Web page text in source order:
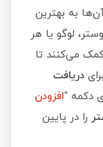
به بهترین
لوگو یا هر
می‌کنند تا
دریافت
افزودن
را در پایین